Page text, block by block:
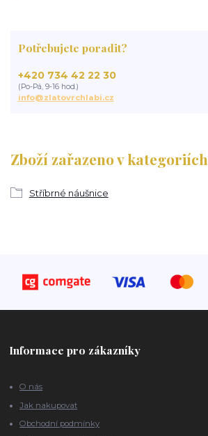
Zboží zařazeno v kategoriích
Stříbrné náušnice
Potřebujete poradit?
+420 734 42 22 30
(Po-Pá, 9-16 hod.)
info@zlatovrchlabi.cz
Informace pro zákazníky
O nás
Jak nakupovat
Obchodní podmínky